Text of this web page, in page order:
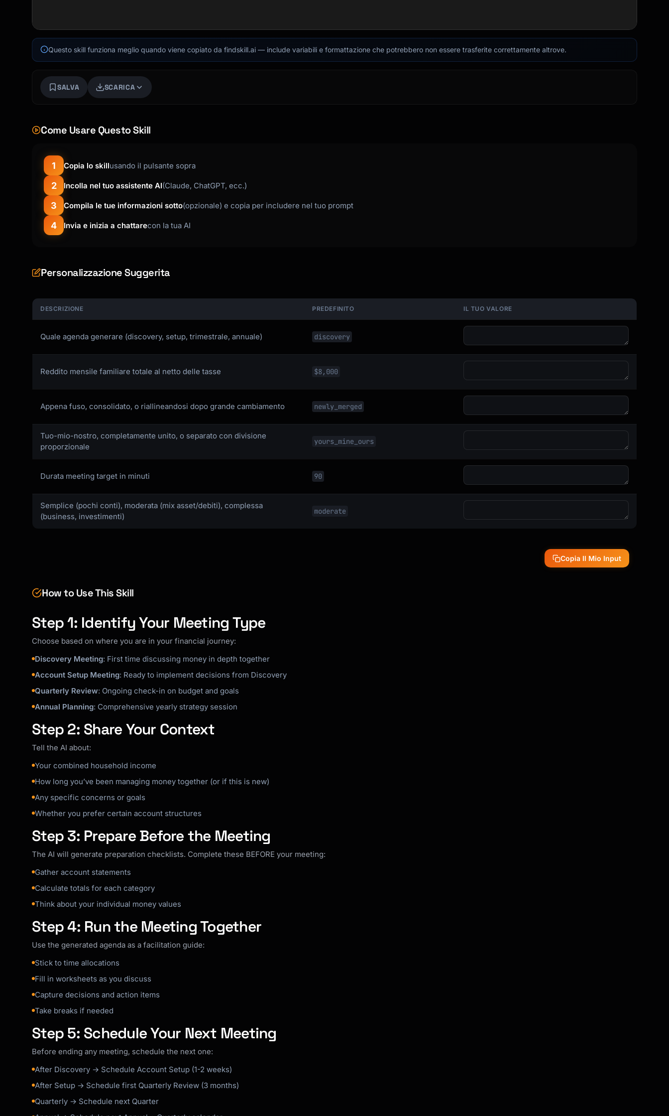
Questo skill funziona meglio quando viene copiato da findskill.ai — include variabili e formattazione che potrebbero non essere trasferite correttamente altrove.
SALVA SCARICA
Come Usare Questo Skill
1 Copia lo skillusando il pulsante sopra
2 Incolla nel tuo assistente AI(Claude, ChatGPT, ecc.)
3 Compila le tue informazioni sotto(opzionale) e copia per includere nel tuo prompt
4 Invia e inizia a chattarecon la tua AI
Personalizzazione Suggerita
DESCRIZIONE PREDEFINITO IL TUO VALORE
Quale agenda generare (discovery, setup, trimestrale, annuale) discovery
Reddito mensile familiare totale al netto delle tasse $8,000
Appena fuso, consolidato, o riallineandosi dopo grande cambiamento newly_merged
Tuo-mio-nostro, completamente unito, o separato con divisione
proporzionale
yours_mine_ours
Durata meeting target in minuti 90
Semplice (pochi conti), moderata (mix asset/debiti), complessa
(business, investimenti)
moderate
Copia Il Mio Input
How to Use This Skill
Step 1: Identify Your Meeting Type
Choose based on where you are in your financial journey:
Discovery Meeting: First time discussing money in depth together
Account Setup Meeting: Ready to implement decisions from Discovery
Quarterly Review: Ongoing check-in on budget and goals
Annual Planning: Comprehensive yearly strategy session
Step 2: Share Your Context
Tell the AI about:
Your combined household income
How long you’ve been managing money together (or if this is new)
Any specific concerns or goals
Whether you prefer certain account structures
Step 3: Prepare Before the Meeting
The AI will generate preparation checklists. Complete these BEFORE your meeting:
Gather account statements
Calculate totals for each category
Think about your individual money values
Step 4: Run the Meeting Together
Use the generated agenda as a facilitation guide:
Stick to time allocations
Fill in worksheets as you discuss
Capture decisions and action items
Take breaks if needed
Step 5: Schedule Your Next Meeting
Before ending any meeting, schedule the next one:
After Discovery → Schedule Account Setup (1-2 weeks)
After Setup → Schedule first Quarterly Review (3 months)
Quarterly → Schedule next Quarter